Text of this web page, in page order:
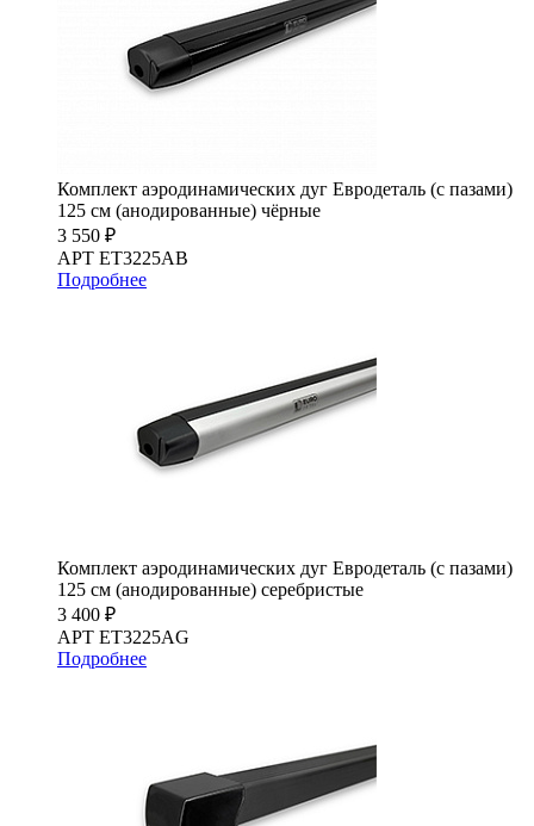
Комплект аэродинамических дуг Евродеталь (с пазами)
125 см (анодированные) чёрные
3 550 ₽
АРТ ET3225AB
Подробнее
Комплект аэродинамических дуг Евродеталь (с пазами)
125 см (анодированные) серебристые
3 400 ₽
АРТ ET3225AG
Подробнее